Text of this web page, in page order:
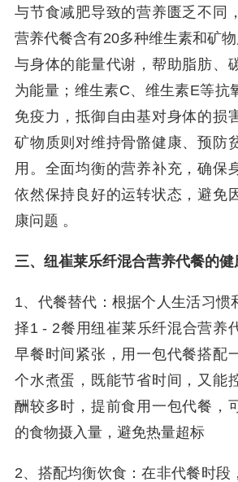
与节食减肥导致的营养匮乏不同
营养代餐含有20多种维生素和矿
与身体的能量代谢，帮助脂肪、
为能量；维生素C、维生素E等抗
免疫力，抵御自由基对身体的损
矿物质则对维持骨骼健康、预防
用。全面均衡的营养补充，确保
依然保持良好的运转状态，避免
康问题 。
三、纽崔莱乐纤混合营养代餐的
1、代餐替代：根据个人生活习惯
择1 - 2餐用纽崔莱乐纤混合营养
早餐时间紧张，用一包代餐搭配
个水煮蛋，既能节省时间，又能
酬较多时，提前食用一包代餐，
的食物摄入量，避免热量超标
2、搭配均衡饮食：在非代餐时段